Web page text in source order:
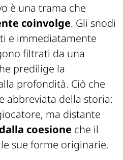
è una trama che
coinvolge. Gli snodi
e immediatamente
filtrati da una
predilige la
profondità. Ciò che
abbreviata della storia:
ma distante
coesione che il
sue forme originarie.